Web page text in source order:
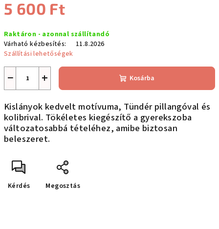
5 600 Ft
Raktáron - azonnal szállítandó
Várható kézbesítés:
11.8.2026
Szállítási lehetőségek
+
− Kosárba
Kislányok kedvelt motívuma, Tündér pillangóval és
kolibrival. Tökéletes kiegészítő a gyerekszoba
változatosabbá tételéhez, amibe biztosan
beleszeret.
Kérdés Megosztás